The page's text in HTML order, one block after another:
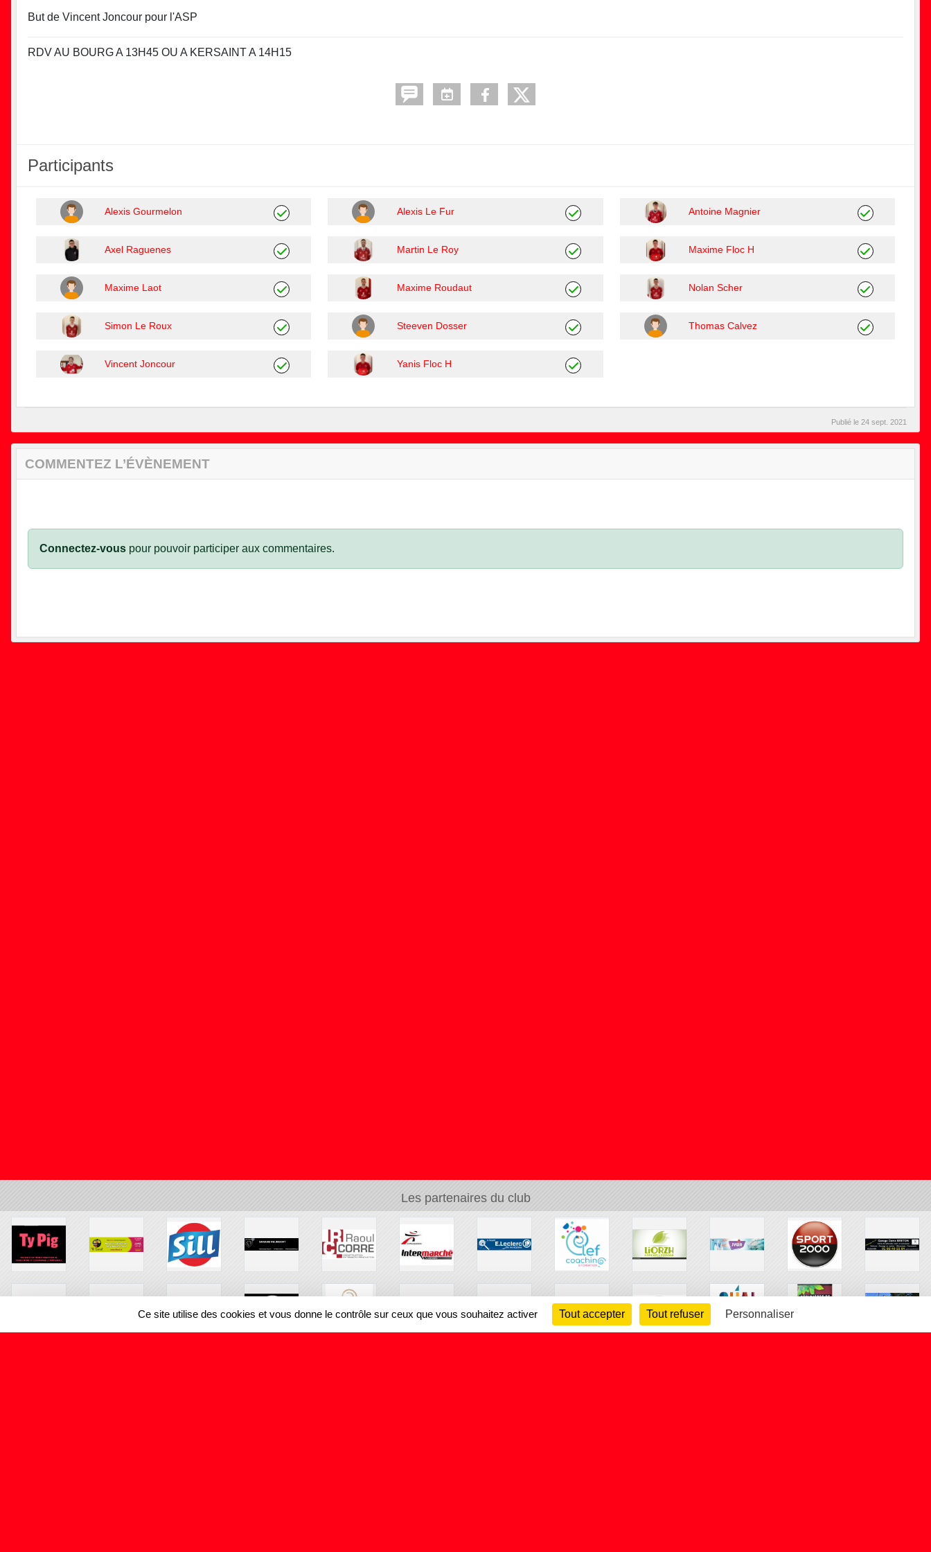
But de Vincent Joncour pour l'ASP
RDV AU BOURG A 13H45 OU A KERSAINT A 14H15
Participants
Alexis Gourmelon Alexis Le Fur Antoine Magnier
Axel Raguenes Martin Le Roy Maxime Floc H
Maxime Laot Maxime Roudaut Nolan Scher
Simon Le Roux Steeven Dosser Thomas Calvez
Vincent Joncour Yanis Floc H
Publié le 24 sept. 2021
COMMENTEZ L’ÉVÈNEMENT
Connectez-vous pour pouvoir participer aux commentaires.
Les partenaires du club
Ce site utilise des cookies et vous donne le contrôle sur ceux que vous souhaitez activer Tout accepter Tout refuser Personnaliser